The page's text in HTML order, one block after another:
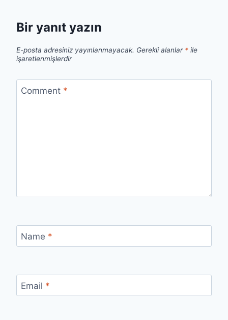
Bir yanıt yazın
E-posta adresiniz yayınlanmayacak. Gerekli alanlar * ile
işaretlenmişlerdir
Comment *
Name *
Email *